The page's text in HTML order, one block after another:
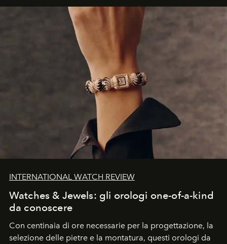
INTERNATIONAL WATCH REVIEW
Watches & Jewels: gli orologi one-of-a-kind
da conoscere
Con centinaia di ore necessarie per la progettazione, la
selezione delle pietre e la montatura, questi orologi da